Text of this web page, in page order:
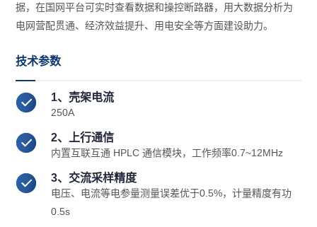
据，在国网平台可实时查看数据和操控断路器，用大数据分析为
电网营配贯通、经济效益提升、用电安全等方面建设助力。
技术参数
1、壳架电流
250A
2、上行通信
内置互联互通 HPLC 通信模块，工作频率0.7~12MHz
3、交流采样精度
电压、电流等电参量测量误差优于0.5%，计量精度有功
0.5s